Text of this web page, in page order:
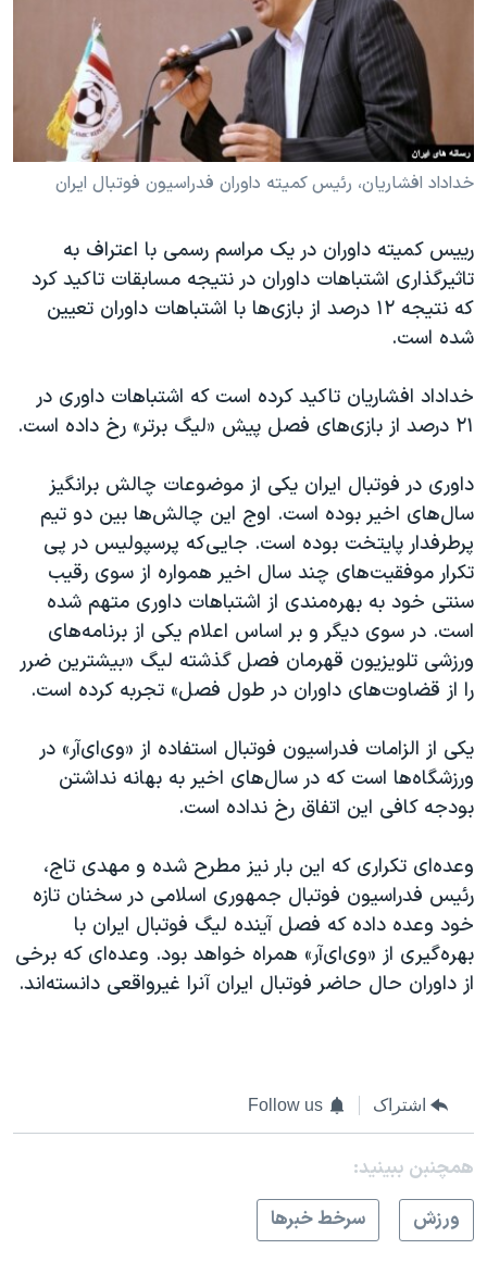
فرهنگ و زندگی
حقوق شهروندی
اقتصادی
علم و فناوری
اسرائیل در جنگ
آرشیو پخش زنده
مستندها
انتخابات ریاست جمهوری آمریکا ۲۰۲۴
حمله جمهوری اسلامی به اسرائیل
رمز مهسا
ورزش زنان در ایران
مجموعه مستندهای دادخواهی
تریبونال مردمی آبان ۹۸
دادگاه حمید نوری
قانون شفافیت دارائی کادر رهبری ایران
اسرائیل در جنگ
نرگس محمدی برنده جایزه نوبل صلح
همایش محافظه‌کاران آمریکا «سی‌پک»
صفحه‌های ویژه
سفر پرزیدنت ترامپ به چین
دنبال کنید
زبانهای مختلف
خداداد افشاریان، رئیس کمیته داوران فدراسیون فوتبال ایران
رییس کمیته داوران در یک مراسم رسمی با اعتراف به
تاثیرگذاری اشتباهات داوران در نتیجه مسابقات تاکید کرد
که نتیجه ۱۲ درصد از بازی‌ها با اشتباهات داوران تعیین
شده است.
خداداد افشاریان تاکید کرده است که اشتباهات داوری در
۲۱ درصد از بازی‌های فصل پیش «لیگ برتر» رخ داده است.
داوری در فوتبال ایران یکی از موضوعات چالش برانگیز
سال‌های اخیر بوده است. اوج این چالش‌ها بین دو تیم
پرطرفدار پایتخت بوده است. جایی‌که پرسپولیس در پی
تکرار موفقیت‌های چند سال اخیر همواره از سوی رقیب
سنتی خود به بهره‌مندی از اشتباهات داوری متهم شده
است. در سوی دیگر و بر اساس اعلام یکی از برنامه‌های
ورزشی تلویزیون قهرمان فصل گذشته لیگ «بیشترین ضرر
را از قضاوت‌های داوران در طول فصل» تجربه کرده است.
یکی از الزامات فدراسیون فوتبال استفاده از «وی‌ای‌آر» در
ورزشگاه‌ها است که در سال‌های اخیر به بهانه نداشتن
بودجه کافی این اتفاق رخ نداده است.
وعده‌ای تکراری که این بار نیز مطرح شده و مهدی تاج،
رئیس فدراسیون فوتبال جمهوری اسلامی در سخنان تازه
خود وعده داده که فصل آینده لیگ فوتبال ایران با
بهره‌گیری از «وی‌ای‌آر» همراه خواهد بود. وعده‌ای که برخی
از داوران حال حاضر فوتبال ایران آنرا غیرواقعی دانسته‌اند.
اشتراک Follow us
همچنبن ببینید:
ورزش
سرخط خبرها